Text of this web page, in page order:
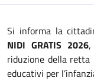
Si informa la
NIDI GRATIS 2026,
riduzione della retta
educativi per